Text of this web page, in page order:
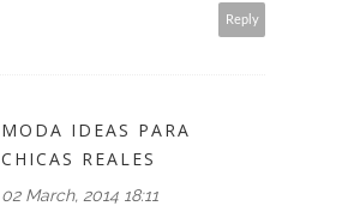
Reply
MODA IDEAS PARA
CHICAS REALES
02 March, 2014 18:11